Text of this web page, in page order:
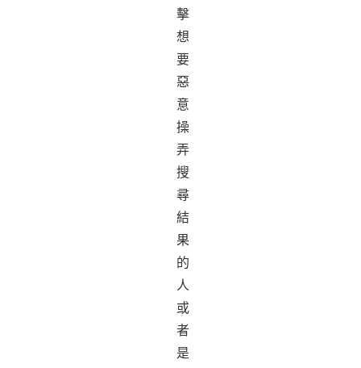
擊
想
要
惡
意
操
弄
搜
尋
結
果
的
人
或
者
是